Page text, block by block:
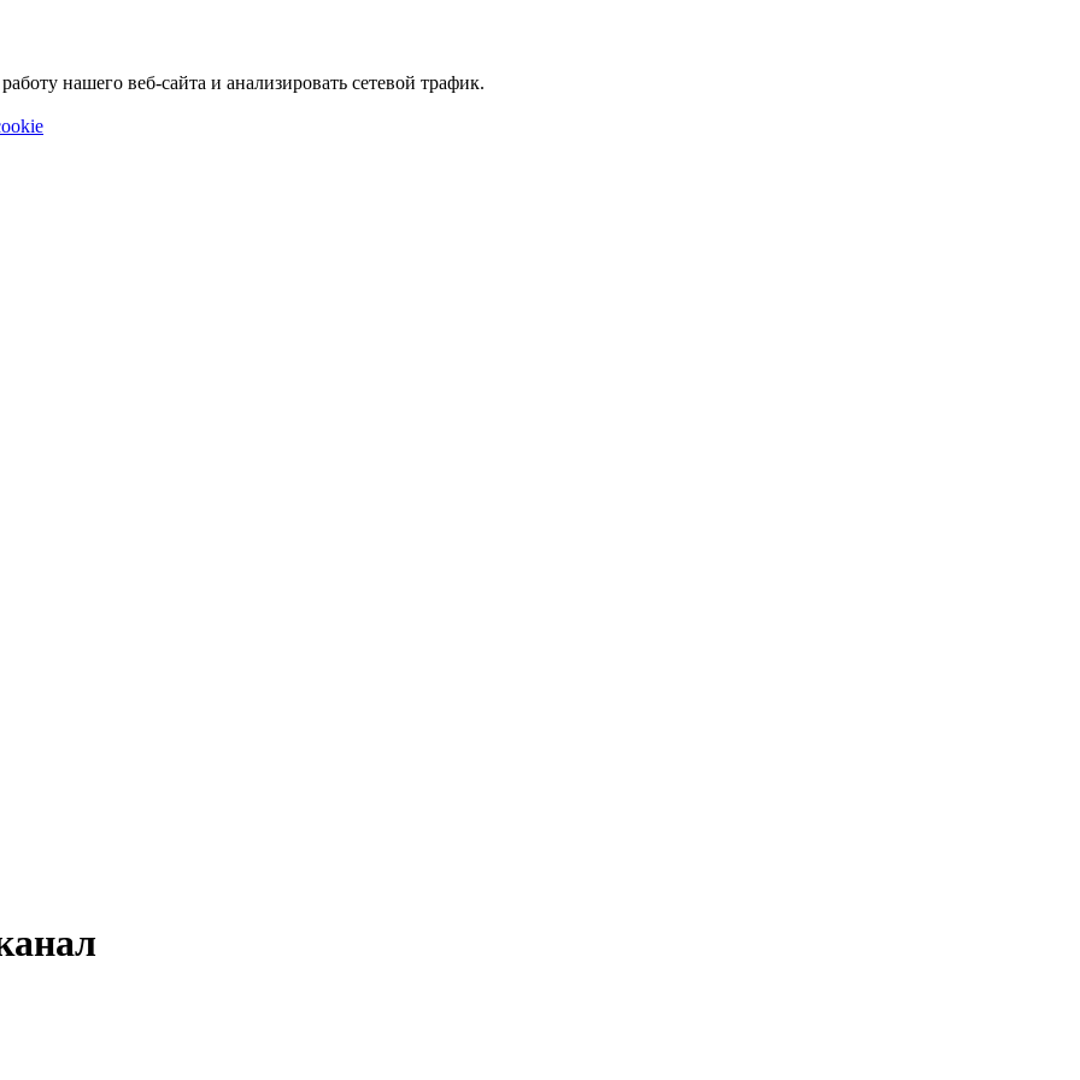
нашего веб-сайта и анализировать сетевой трафик.